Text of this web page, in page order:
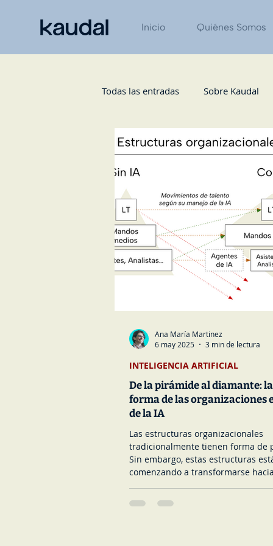
Inicio Quiénes Somos
Todas las entradas Sobre Kaudal
Tecnología Diario Gestión
Logística / Operaciones
De la pirámide al diamante: la
forma de las organizaciones
de la IA
Las estructuras organizacionales
tradicionalmente tienen forma de
Sin embargo, estas estructuras
comenzando a transformarse hacia
inteligencia artificial (IA), que
mandos medios delegar menos
INTELIGENCIA ARTIFICIAL
Ana María Martinez
6 may 2025
3 min de lectura